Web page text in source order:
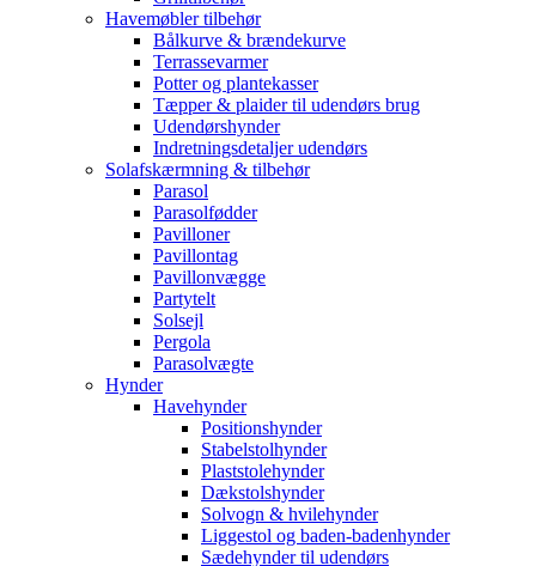
Havemøbler tilbehør
Bålkurve & brændekurve
Terrassevarmer
Potter og plantekasser
Tæpper & plaider til udendørs brug
Udendørshynder
Indretningsdetaljer udendørs
Solafskærmning & tilbehør
Parasol
Parasolfødder
Pavilloner
Pavillontag
Pavillonvægge
Partytelt
Solsejl
Pergola
Parasolvægte
Hynder
Havehynder
Positionshynder
Stabelstolhynder
Plaststolehynder
Dækstolshynder
Solvogn & hvilehynder
Liggestol og baden-badenhynder
Sædehynder til udendørs